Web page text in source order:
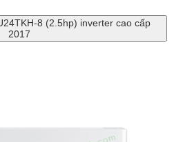
8 (2.5hp) inverter cao cấp
2017